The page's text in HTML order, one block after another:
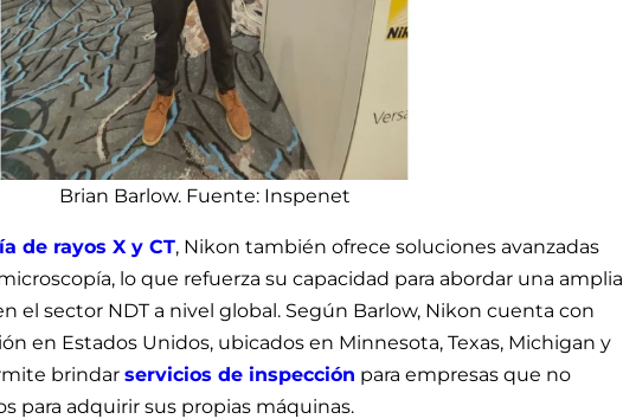
Brian Barlow. Fuente: Inspenet
de rayos X y CT, Nikon también ofrece soluciones avanzadas
lo que refuerza su capacidad para abordar una amplia
el sector NDT a nivel global. Según Barlow, Nikon cuenta con
en Estados Unidos, ubicados en Minnesota, Texas, Michigan y
brindar servicios de inspección para empresas que no
para adquirir sus propias máquinas.